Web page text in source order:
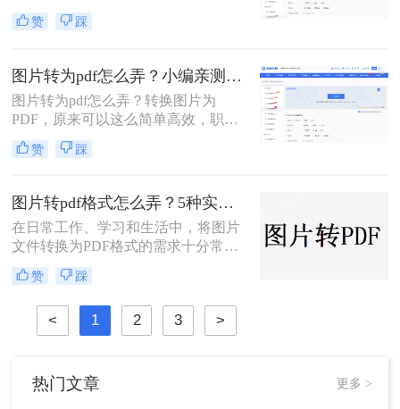
不是技术问题，而是方法误区。” 作
为深耕办公软件测评多年的博主，小
始方式处理图片转PDF需求。那么图
片怎么转换pdf文件格式呢？本文将揭
秘三种专业级转换方法，结合实测数
据帮你突破效率瓶颈。
赞 踩
图片转为pdf怎么弄？小编亲测5种实用方法，告别繁琐操作！
图片转为pdf怎么弄？转换图片为
PDF，原来可以这么简单高效，职场
效率提升从此触手可及！“一张图片
秒变PDF文档？是的，你没听错！”作
主，小编深知职场办公人群对高效转
换工具的渴求，今天就分享超实用方
法，帮你轻松解决图片转pdf难题。
赞 踩
图片转pdf格式怎么弄？5种实用的转换方法！
在日常工作、学习和生活中，将图片
文件转换为PDF格式的需求十分常
见。PDF格式因其跨平台兼容性强、
内容不易篡改、排版稳定等优势，成
为文件共享与存档的首选。那么图片
转pdf格式怎么弄呢？本文将介绍几种
常见的图片转PDF方法，帮助用户高
赞 踩
< 1 2 3 >
热门文章 更多 >